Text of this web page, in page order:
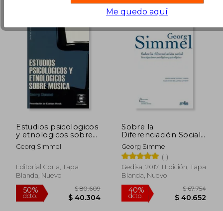
Estudios psicologicos
y etnologicos sobre
musica
Georg Simmel
Editorial Gorla, Tapa
Blanda, Nuevo
Sobre la
Diferenciación Social
(Dimensión Clásica.
Teoría Social. )
Georg Simmel
(1)
Gedisa, 2017, 1 Edición, Tapa
Blanda, Nuevo
Me quedo aquí